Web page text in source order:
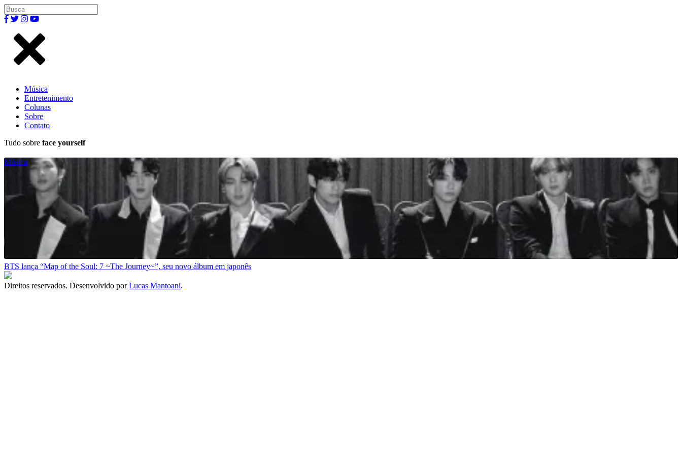
Música
Entretenimento
Colunas
Sobre
Contato
Tudo sobre face yourself
Música
BTS lança “Map of the Soul: 7 ~The Journey~”, seu novo álbum em japonês
Direitos reservados. Desenvolvido porLucas Mantoani.